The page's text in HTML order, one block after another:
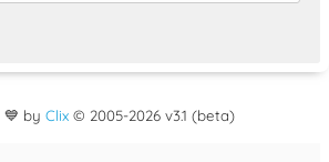
💙 by Clix© 2005-2026 v3.1 (beta)